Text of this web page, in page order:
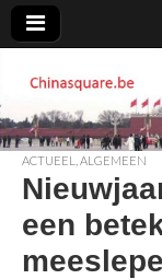
ACTUEEL ALGEMEEN
een